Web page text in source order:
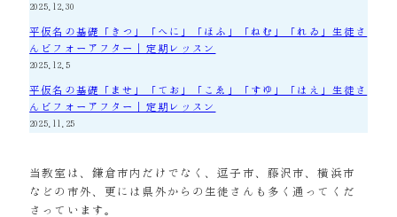
2025.12.30
平仮名の基礎「きつ」「へに」「ほふ」「ねむ」「れゐ」生徒さ
んビフォーアフター｜定期レッスン
2025.12.5
平仮名の基礎「ませ」「てお」「こゑ」「すゆ」「はえ」生徒さ
んビフォーアフター｜定期レッスン
2025.11.25
当教室は、鎌倉市内だけでなく、逗子市、藤沢市、横浜市
などの市外、更には県外からの生徒さんも多く通ってくだ
さっています。